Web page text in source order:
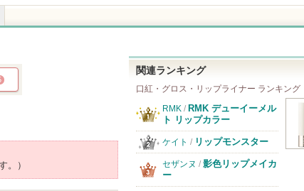
。）
関連ランキング
口紅・グロス・リップライナー ランキング
RMK / RMK デューイーメル
ト リップカラー
ケイト / リップモンスター
セザンヌ / 影色リップメイカ
ー